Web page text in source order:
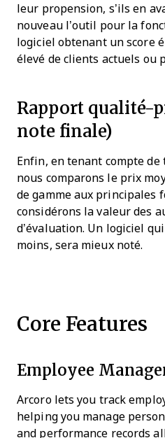
leur propension, s’ils en
nouveau l’outil pour la
logiciel obtenant un score
élevé de clients actuels ou
Rapport qualité-
note finale)
Enfin, en tenant compte
nous comparons le prix
de gamme aux principales
considérons la valeur des
d’évaluation. Un logiciel
moins, sera mieux noté.
Core Features
Employee
Arcoro lets you track
helping you manage
and performance records